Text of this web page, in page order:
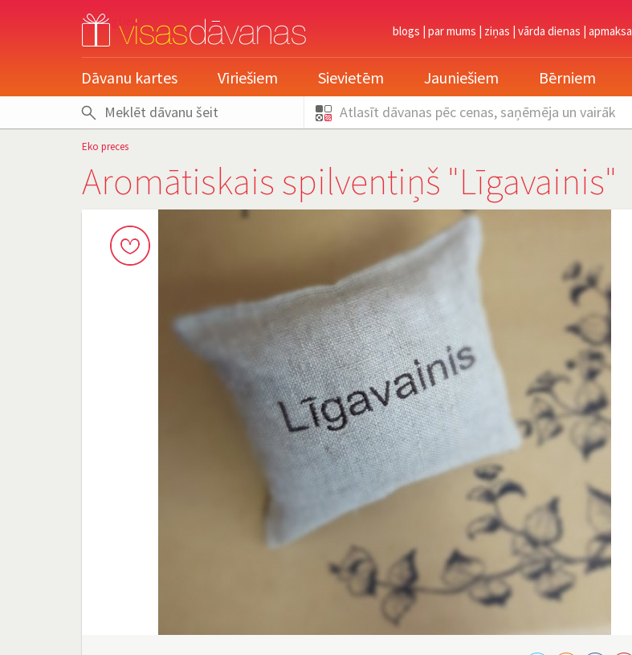
blogs | par mums | ziņas | vārda dienas | apmaksa
pieslēgties
Dāvanu kartes Vīriešiem Sievietēm Jauniešiem Bērniem
Atlasīt dāvanas pēc cenas, saņēmēja un vairāk
Eko preces
Aromātiskais spilventiņš "Līgavainis"